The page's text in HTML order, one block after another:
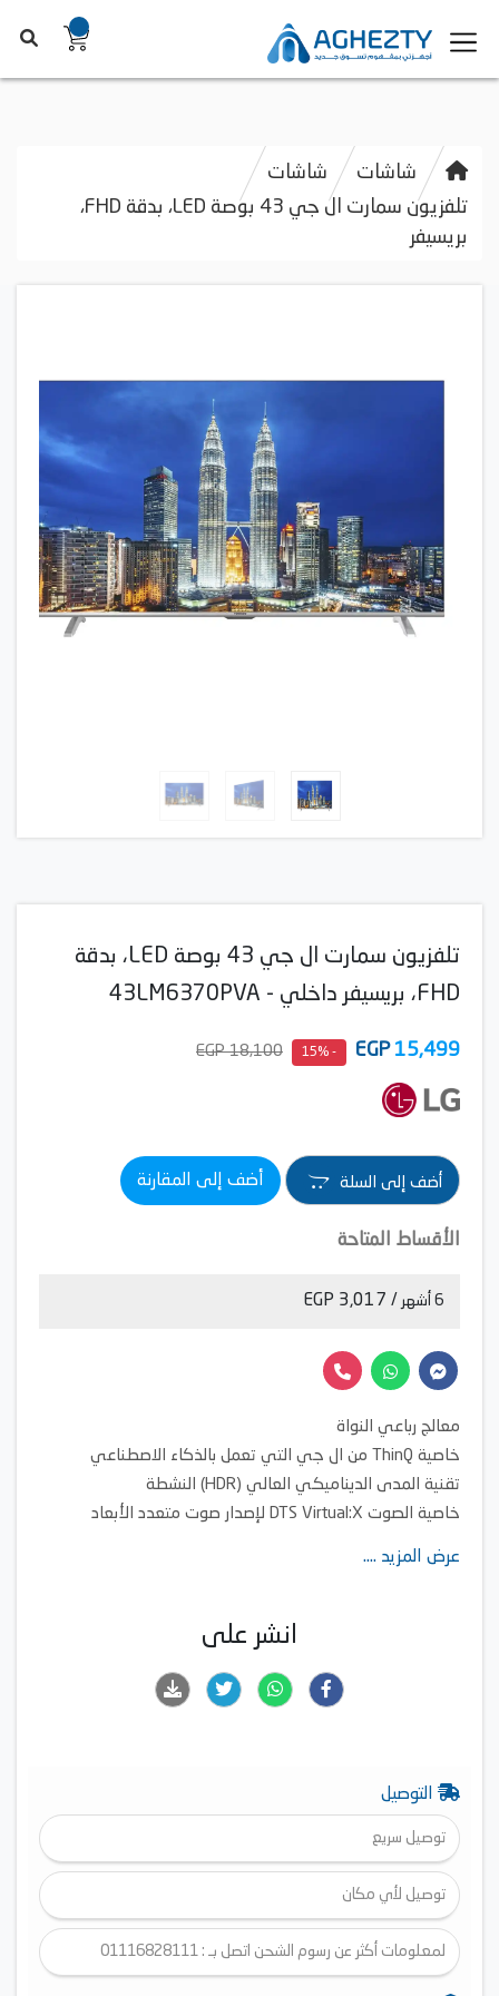
شاشات
شاشات
تلفزيون سمارت ال جي 43 بوصة LED، بدقة FHD،
بريسيفر
تلفزيون سمارت ال جي 43 بوصة LED، بدقة
FHD، بريسيفر داخلي - 43LM6370PVA
15,499
EGP
- 15%
18,100 EGP
أضف إلى السلة أضف إلى المقارنة
الأقساط المتاحة
6 أشهر / 3,017 EGP
معالج رباعي النواة
خاصية ThinQ من ال جي التي تعمل بالذكاء الاصطناعي
تقنية المدى الديناميكي العالي (HDR) النشطة
خاصية الصوت DTS Virtual:X لإصدار صوت متعدد الأبعاد
عرض المزيد ....
انشر على
التوصيل
توصيل سريع
توصيل لأي مكان
لمعلومات أكثر عن رسوم الشحن اتصل بـ : 01116828111